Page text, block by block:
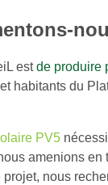
estde produire
habitants du
PV5
amenions
nous